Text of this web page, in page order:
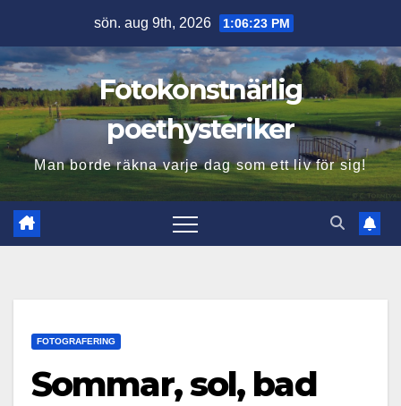
innehåll
sön. aug 9th, 2026 1:06:26 PM
Fotokonstnärlig
poethysteriker
Man borde räkna varje dag som ett liv för sig!
FOTOGRAFERING
Sommar, sol, bad